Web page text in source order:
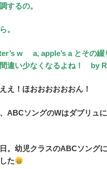
するの。
。
w a, apple’s a とその綴
違い少なくなるよね！ by
え！ほおおおおおおん！
ABCソングのWはダブリュ
。幼児クラスのABCソング
た